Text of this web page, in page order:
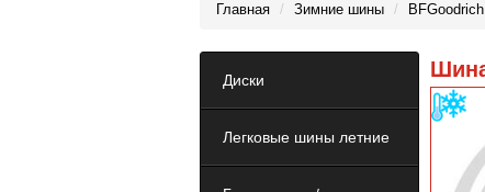
Главная / Зимние шины / BFGoodrich
Диски
Легковые шины летние